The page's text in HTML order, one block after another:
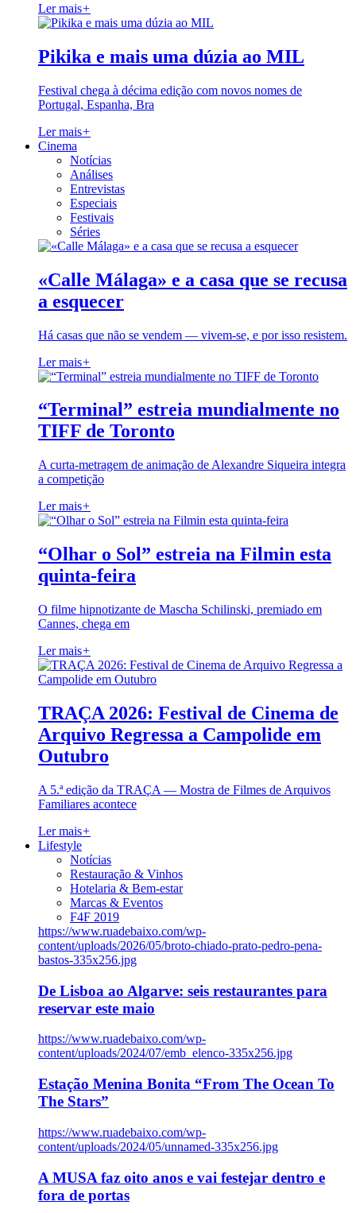
Ler mais+
Pikika e mais uma dúzia ao MIL
Festival chega à décima edição com novos nomes de
Portugal, Espanha, Bra
Ler mais+
Cinema
Notícias
Análises
Entrevistas
Especiais
Festivais
Séries
«Calle Málaga» e a casa que se recusa
a esquecer
Há casas que não se vendem — vivem-se, e por isso resistem.
Ler mais+
“Terminal” estreia mundialmente no
TIFF de Toronto
A curta-metragem de animação de Alexandre Siqueira integra
a competição
Ler mais+
“Olhar o Sol” estreia na Filmin esta
quinta-feira
O filme hipnotizante de Mascha Schilinski, premiado em
Cannes, chega em
Ler mais+
TRAÇA 2026: Festival de Cinema de
Arquivo Regressa a Campolide em
Outubro
A 5.ª edição da TRAÇA — Mostra de Filmes de Arquivos
Familiares acontece
Ler mais+
Lifestyle
Notícias
Restauração & Vinhos
Hotelaria & Bem-estar
Marcas & Eventos
F4F 2019
https://www.ruadebaixo.com/wp-
content/uploads/2026/05/broto-chiado-prato-pedro-pena-
bastos-335x256.jpg
De Lisboa ao Algarve: seis restaurantes para
reservar este maio
https://www.ruadebaixo.com/wp-
content/uploads/2024/07/emb_elenco-335x256.jpg
Estação Menina Bonita “From The Ocean To
The Stars”
https://www.ruadebaixo.com/wp-
content/uploads/2024/05/unnamed-335x256.jpg
A MUSA faz oito anos e vai festejar dentro e
fora de portas